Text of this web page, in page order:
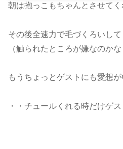
朝は抱っこもちゃんとさせてく
その後全速力で毛づくろいし
（触られたところが嫌なのかな
もうちょっとゲストにも愛想
・・チュールくれる時だけゲ